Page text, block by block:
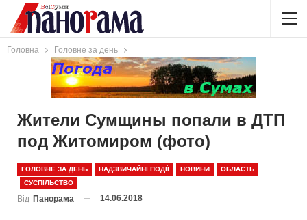
Головна Головне за день
Жители Сумщины попали в ДТП
под Житомиром (фото)
ГОЛОВНЕ ЗА ДЕНЬ НАДЗВИЧАЙНІ ПОДІЇ НОВИНИ
ОБЛАСТЬ
СУСПІЛЬСТВО
Від Панорама 14.06.2018